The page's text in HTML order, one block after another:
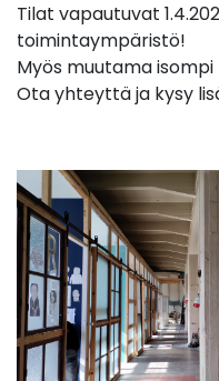
Tilat vapautuvat
toimintaympäristö!
Myös muutama isompi
Ota yhteyttä ja kysy